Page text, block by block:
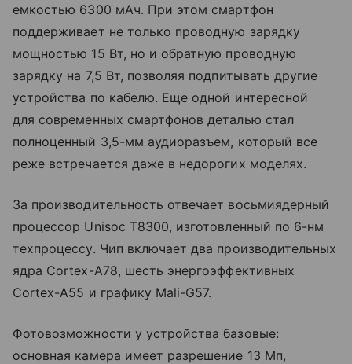
емкостью 6300 мАч. При этом смартфон
поддерживает не только проводную зарядку
мощностью 15 Вт, но и обратную проводную
зарядку на 7,5 Вт, позволяя подпитывать другие
устройства по кабелю. Еще одной интересной
для современных смартфонов деталью стал
полноценный 3,5-мм аудиоразъем, который все
реже встречается даже в недорогих моделях.
За производительность отвечает восьмиядерный
процессор Unisoc T8300, изготовленный по 6-нм
техпроцессу. Чип включает два производительных
ядра Cortex-A78, шесть энергоэффективных
Cortex-A55 и графику Mali-G57.
Фотовозможности у устройства базовые:
основная камера имеет разрешение 13 Мп,